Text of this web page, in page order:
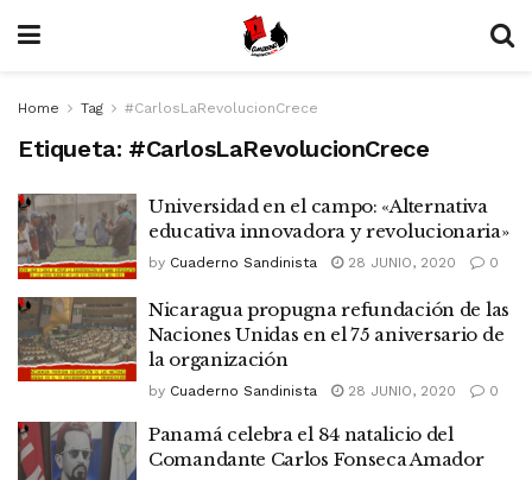
Home Tag #CarlosLaRevolucionCrece
Etiqueta: #CarlosLaRevolucionCrece
Universidad en el campo: «Alternativa
educativa innovadora y revolucionaria»
by Cuaderno Sandinista 28 JUNIO, 2020 0
Nicaragua propugna refundación de las
Naciones Unidas en el 75 aniversario de
la organización
by Cuaderno Sandinista 28 JUNIO, 2020 0
Panamá celebra el 84 natalicio del
Comandante Carlos Fonseca Amador